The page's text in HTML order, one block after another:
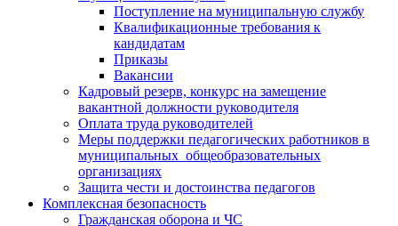
Поступление на муниципальную службу
Квалификационные требования к
кандидатам
Приказы
Вакансии
Кадровый резерв, конкурс на замещение
вакантной должности руководителя
Оплата труда руководителей
Меры поддержки педагогических работников в
муниципальных общеобразовательных
организациях
Защита чести и достоинства педагогов
Комплексная безопасность
Гражданская оборона и ЧС